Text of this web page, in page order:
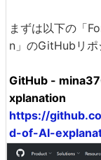
まずは以下の「
n」のGitHubリポ
GitHub -
xplanation
https://
d-of-AI-